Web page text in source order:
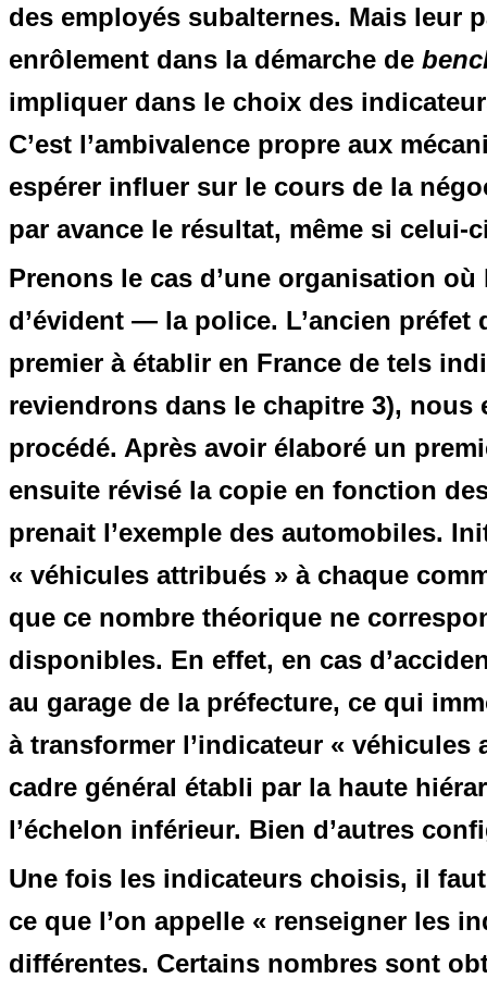
des employés subalternes. Mais leur
enrôlement dans la démarche de
impliquer dans le choix des
C’est l’ambivalence propre aux
espérer influer sur le cours de la
par avance le résultat, même si celui-
Prenons le cas d’une organisation
d’évident — la police. L’ancien
premier à établir en France de tels
reviendrons dans le chapitre 3),
procédé. Après avoir élaboré un
ensuite révisé la copie en fonction
prenait l’exemple des automobiles.
« véhicules attribués » à chaque
que ce nombre théorique ne
disponibles. En effet, en cas
au garage de la préfecture, ce qui
à transformer l’indicateur «
cadre général établi par la haute
l’échelon inférieur. Bien d’autres
Une fois les indicateurs choisis, il
ce que l’on appelle « renseigner les
différentes. Certains nombres sont